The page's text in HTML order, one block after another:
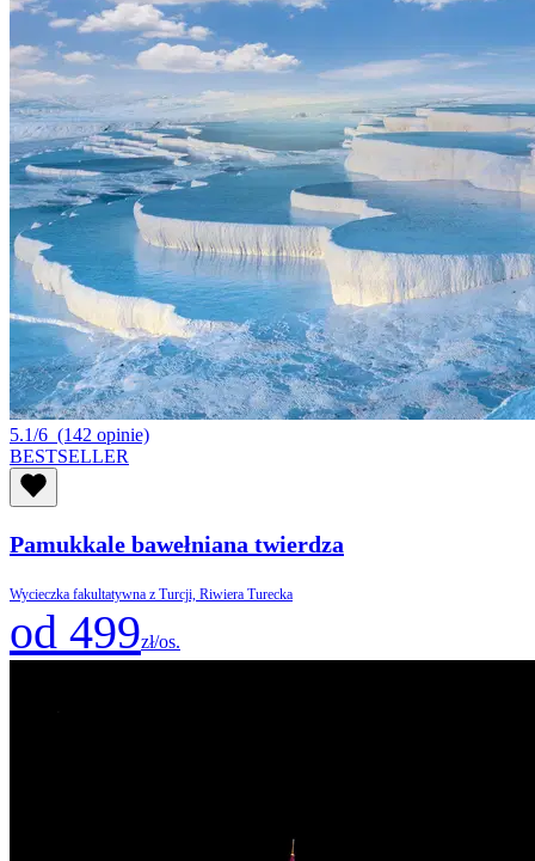
5.1/6 (142 opinie)
BESTSELLER
Pamukkale bawełniana twierdza
Wycieczka fakultatywna z Turcji, Riwiera Turecka
od 499zł/os.